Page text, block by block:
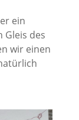
ein
Gleis des
wir einen